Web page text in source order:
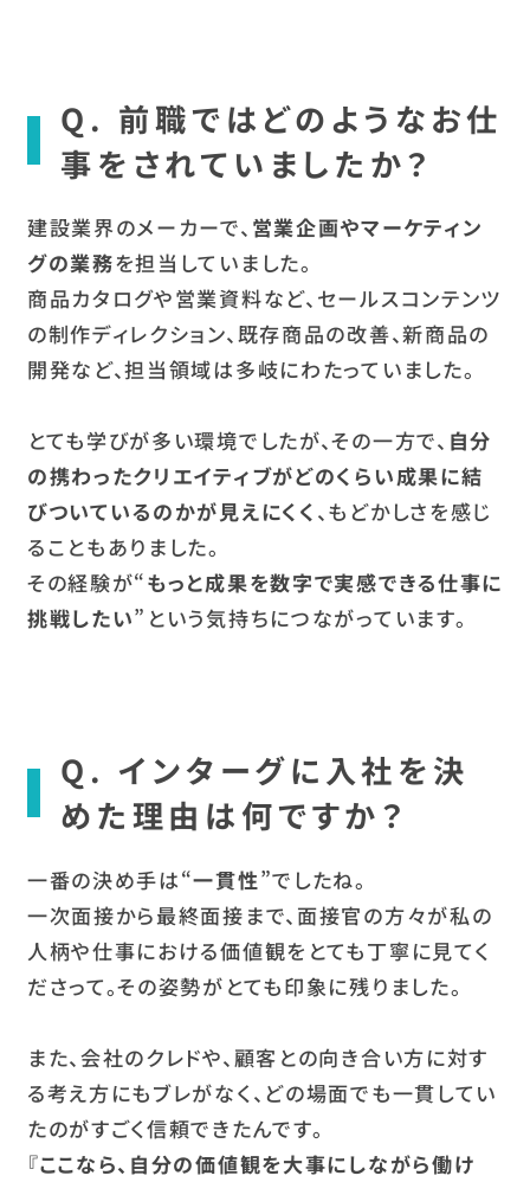
Q. 前職ではどのようなお仕
事をされていましたか？
建設業界のメーカーで、 営業企画やマーケティン
グの業務を担当していました。
商品カタログや営業資料など、セールスコンテンツ
の制作ディレクション、既存商品の改善、新商品の
開発など、担当領域は多岐にわたっていました。
とても学びが多い環境でしたが、その一方で、 自分
の携わったクリエイティブがどのくらい成果に結
びついているのかが見えにくく 、もどかしさを感じ
ることもありました。
その経験が“もっと成果を数字で実感できる仕事に
挑戦したい”という気持ちにつながっています。
Q. インターグに入社を決
めた理由は何ですか？
一番の決め手は“一貫性”でしたね。
一次面接から最終面接まで、面接官の方々が私の
人柄や仕事における価値観をとても丁寧に見てく
ださって。その姿勢がとても印象に残りました。
また、会社のクレドや、顧客との向き合い方に対す
る考え方にもブレがなく、どの場面でも一貫してい
たのがすごく信頼できたんです。
『ここなら、自分の価値観を大事にしながら働け